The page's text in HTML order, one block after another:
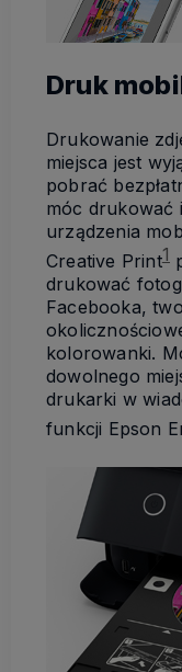
Druk
Drukowanie
miejsca jest
pobrać
móc drukować
urządzenia
Creative Print1
drukować
Facebooka,
kolorowanki.
dowolnego
drukarki w
funkcji Epson